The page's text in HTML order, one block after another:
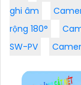
ghi âm
rộng 180°
SW-PV